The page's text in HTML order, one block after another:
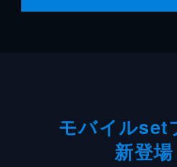
モバイルset
新登場